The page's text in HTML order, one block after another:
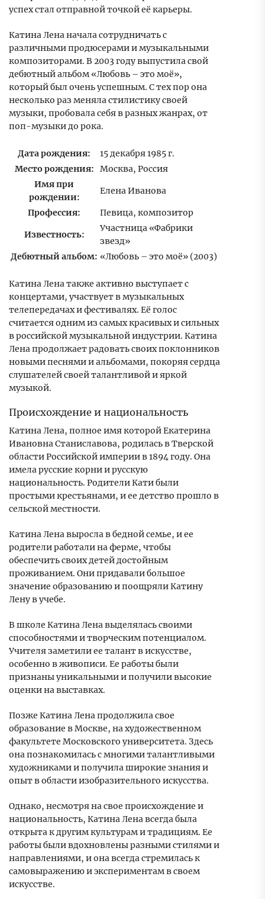
успех стал отправной точкой её карьеры.
Катина Лена начала сотрудничать с
различными продюсерами и музыкальными
композиторами. В 2003 году выпустила свой
дебютный альбом «Любовь – это моё»,
который был очень успешным. С тех пор она
несколько раз меняла стилистику своей
музыки, пробовала себя в разных жанрах, от
поп-музыки до рока.
Дата рождения:
15 декабря 1985 г.
Место рождения:
Москва, Россия
Имя при
рождении:
Елена Иванова
Профессия: Певица, композитор
Известность:
Участница «Фабрики
звезд»
Дебютный альбом: «Любовь – это моё» (2003)
Катина Лена также активно выступает с
концертами, участвует в музыкальных
телепередачах и фестивалях. Её голос
считается одним из самых красивых и сильных
в российской музыкальной индустрии. Катина
Лена продолжает радовать своих поклонников
новыми песнями и альбомами, покоряя сердца
слушателей своей талантливой и яркой
музыкой.
Происхождение и национальность
Катина Лена, полное имя которой Екатерина
Ивановна Станиславова, родилась в Тверской
области Российской империи в 1894 году. Она
имела русские корни и русскую
национальность. Родители Кати были
простыми крестьянами, и ее детство прошло в
сельской местности.
Катина Лена выросла в бедной семье, и ее
родители работали на ферме, чтобы
обеспечить своих детей достойным
проживанием. Они придавали большое
значение образованию и поощряли Катину
Лену в учебе.
В школе Катина Лена выделялась своими
способностями и творческим потенциалом.
Учителя заметили ее талант в искусстве,
особенно в живописи. Ее работы были
признаны уникальными и получили высокие
оценки на выставках.
Позже Катина Лена продолжила свое
образование в Москве, на художественном
факультете Московского университета. Здесь
она познакомилась с многими талантливыми
художниками и получила широкие знания и
опыт в области изобразительного искусства.
Однако, несмотря на свое происхождение и
национальность, Катина Лена всегда была
открыта к другим культурам и традициям. Ее
работы были вдохновлены разными стилями и
направлениями, и она всегда стремилась к
самовыражению и экспериментам в своем
искусстве.